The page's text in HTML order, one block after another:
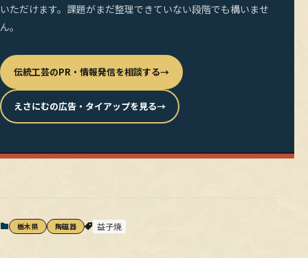
いただけます。課題がまだ整理できていない段階でも構いませ
ん。
伝統工芸のPR・情報発信を相談する→
えさにむの広告・タイアップを見る→
栃木県 陶磁器 益子焼